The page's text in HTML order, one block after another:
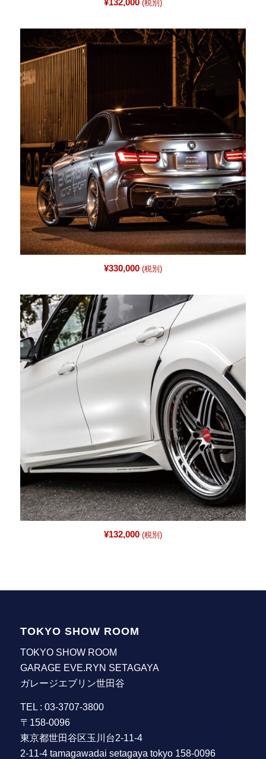
¥132,000(税別)
¥330,000(税別)
¥132,000(税別)
TOKYO SHOW ROOM
TOKYO SHOW ROOM
GARAGE EVE.RYN SETAGAYA
ガレージエブリン世田谷
TEL : 03-3707-3800
〒158-0096
東京都世田谷区玉川台2-11-4
2-11-4 tamagawadai setagaya tokyo 158-0096